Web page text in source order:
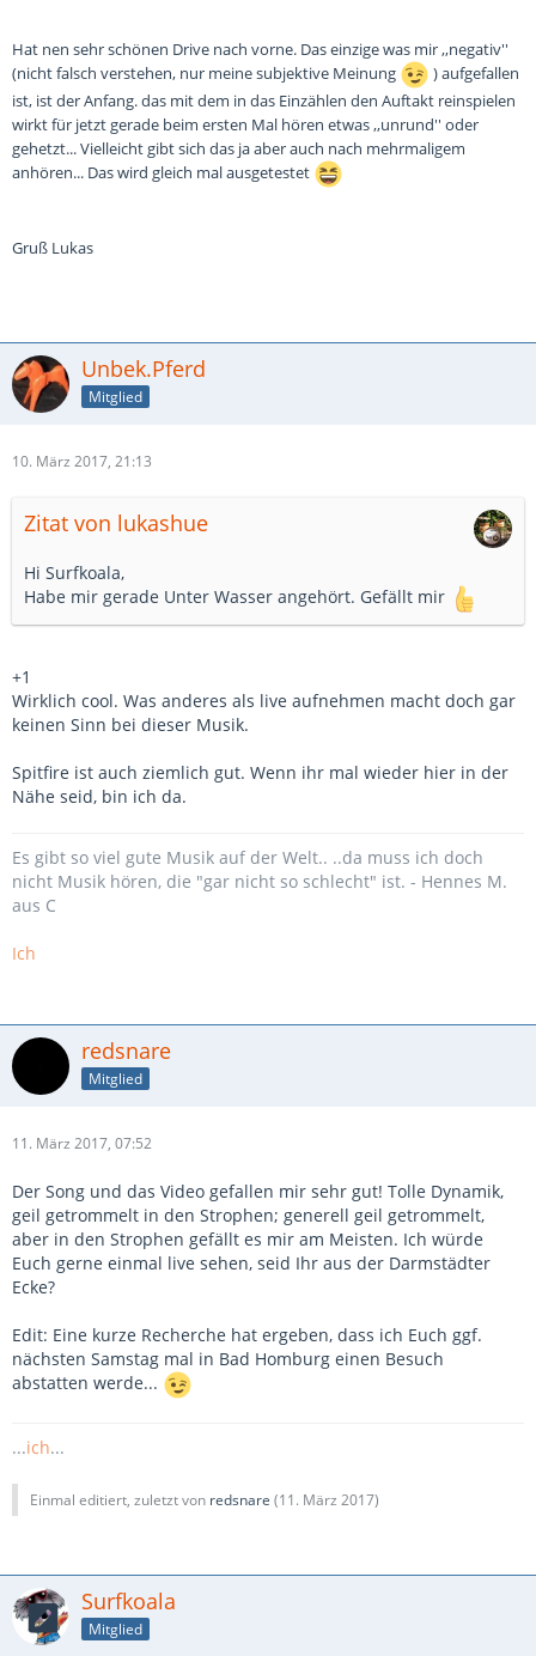
Hat nen sehr schönen Drive nach vorne. Das einzige was mir ,,negativ''
(nicht falsch verstehen, nur meine subjektive Meinung
) aufgefallen
ist, ist der Anfang. das mit dem in das Einzählen den Auftakt reinspielen
wirkt für jetzt gerade beim ersten Mal hören etwas ,,unrund'' oder
gehetzt... Vielleicht gibt sich das ja aber auch nach mehrmaligem
anhören... Das wird gleich mal ausgetestet
Gruß Lukas
Unbek.Pferd
Mitglied
10. März 2017, 21:13
Zitat von lukashue
Hi Surfkoala,
Habe mir gerade Unter Wasser angehört. Gefällt mir
+1
Wirklich cool. Was anderes als live aufnehmen macht doch gar
keinen Sinn bei dieser Musik.
Spitfire ist auch ziemlich gut. Wenn ihr mal wieder hier in der
Nähe seid, bin ich da.
Es gibt so viel gute Musik auf der Welt.. ..da muss ich doch
nicht Musik hören, die "gar nicht so schlecht" ist. - Hennes M.
aus C
Ich
redsnare
Mitglied
11. März 2017, 07:52
Der Song und das Video gefallen mir sehr gut! Tolle Dynamik,
geil getrommelt in den Strophen; generell geil getrommelt,
aber in den Strophen gefällt es mir am Meisten. Ich würde
Euch gerne einmal live sehen, seid Ihr aus der Darmstädter
Ecke?
Edit: Eine kurze Recherche hat ergeben, dass ich Euch ggf.
nächsten Samstag mal in Bad Homburg einen Besuch
abstatten werde...
...ich...
Einmal editiert, zuletzt von redsnare (11. März 2017)
Surfkoala
Mitglied